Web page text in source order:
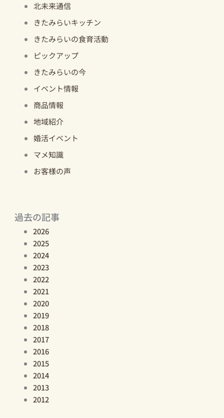
北未来通信
きたみらいキッチン
きたみらいの食育活動
ピックアップ
きたみらいの今
イベント情報
商品情報
地域紹介
婚活イベント
マメ知識
お客様の声
過去の記事
2026
2025
2024
2023
2022
2021
2020
2019
2018
2017
2016
2015
2014
2013
2012